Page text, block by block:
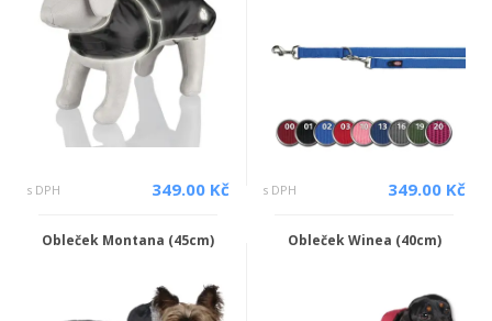
s DPH 349.00 Kč s DPH 349.00 Kč
Obleček Montana (45cm) Obleček Winea (40cm)